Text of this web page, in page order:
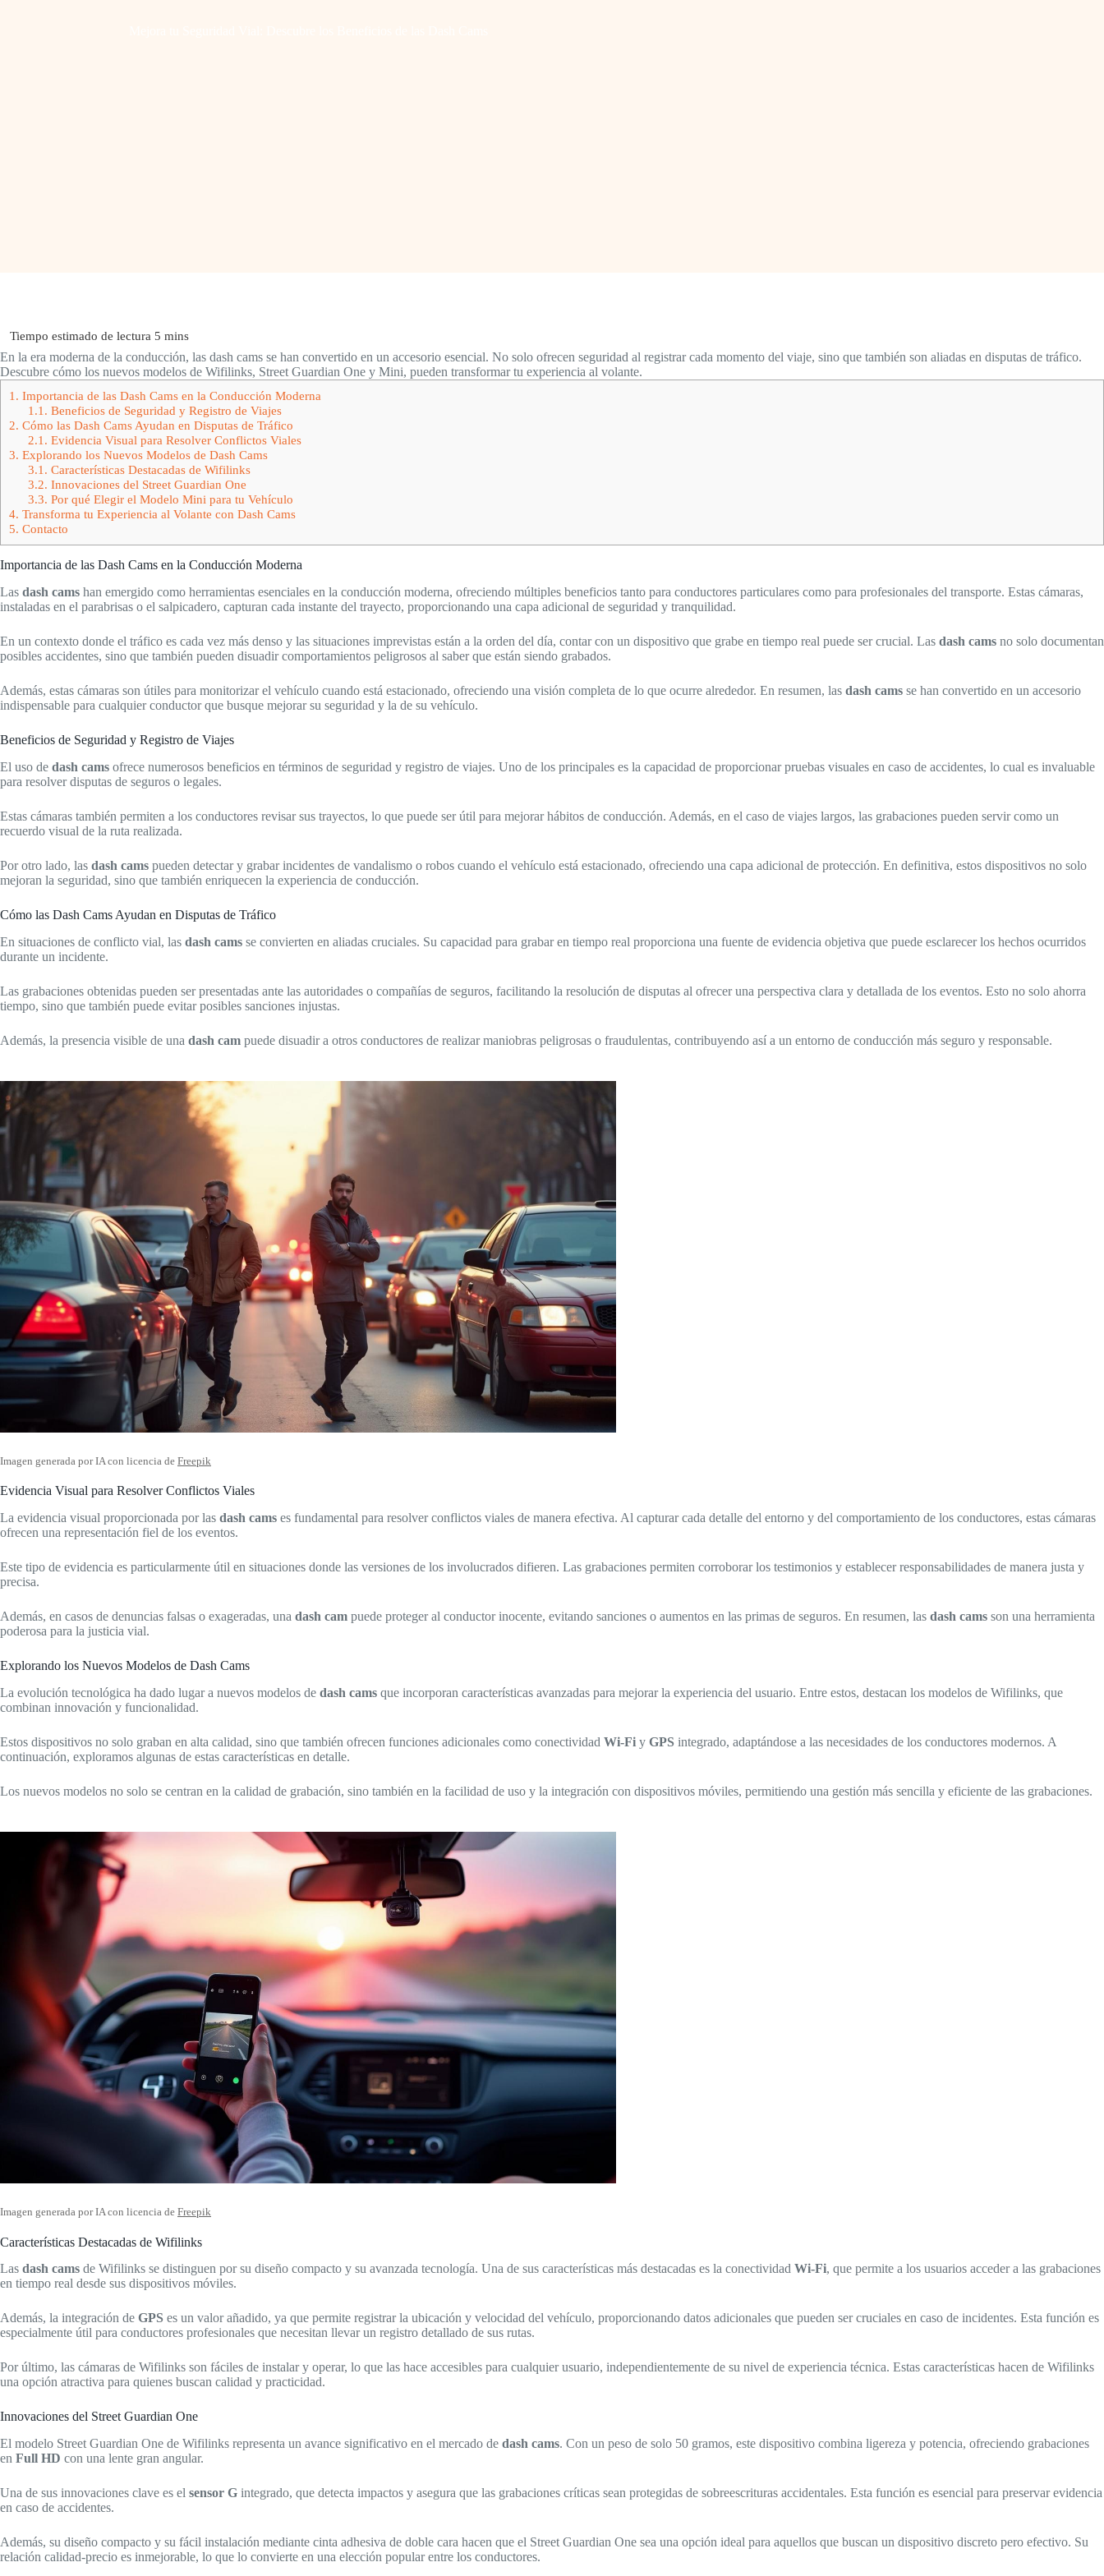
En la era moderna de la conducción, las dash cams se han convertido en un accesorio esencial. No solo ofrecen seguridad al registrar cada momento del viaje, sino que también son aliadas en disputas de tráfico.
Descubre cómo los nuevos modelos de Wifilinks, Street Guardian One y Mini, pueden transformar tu experiencia al volante.
1. Importancia de las Dash Cams en la Conducción Moderna
1.1. Beneficios de Seguridad y Registro de Viajes
2. Cómo las Dash Cams Ayudan en Disputas de Tráfico
2.1. Evidencia Visual para Resolver Conflictos Viales
3. Explorando los Nuevos Modelos de Dash Cams
3.1. Características Destacadas de Wifilinks
3.2. Innovaciones del Street Guardian One
3.3. Por qué Elegir el Modelo Mini para tu Vehículo
4. Transforma tu Experiencia al Volante con Dash Cams
5. Contacto
Importancia de las Dash Cams en la Conducción Moderna
Las dash cams han emergido como herramientas esenciales en la conducción moderna, ofreciendo múltiples beneficios tanto para conductores particulares como para profesionales del transporte. Estas cámaras,
instaladas en el parabrisas o el salpicadero, capturan cada instante del trayecto, proporcionando una capa adicional de seguridad y tranquilidad.
En un contexto donde el tráfico es cada vez más denso y las situaciones imprevistas están a la orden del día, contar con un dispositivo que grabe en tiempo real puede ser crucial. Las dash cams no solo documentan
posibles accidentes, sino que también pueden disuadir comportamientos peligrosos al saber que están siendo grabados.
Además, estas cámaras son útiles para monitorizar el vehículo cuando está estacionado, ofreciendo una visión completa de lo que ocurre alrededor. En resumen, las dash cams se han convertido en un accesorio
indispensable para cualquier conductor que busque mejorar su seguridad y la de su vehículo.
Beneficios de Seguridad y Registro de Viajes
El uso de dash cams ofrece numerosos beneficios en términos de seguridad y registro de viajes. Uno de los principales es la capacidad de proporcionar pruebas visuales en caso de accidentes, lo cual es invaluable
para resolver disputas de seguros o legales.
Estas cámaras también permiten a los conductores revisar sus trayectos, lo que puede ser útil para mejorar hábitos de conducción. Además, en el caso de viajes largos, las grabaciones pueden servir como un
recuerdo visual de la ruta realizada.
Por otro lado, las dash cams pueden detectar y grabar incidentes de vandalismo o robos cuando el vehículo está estacionado, ofreciendo una capa adicional de protección. En definitiva, estos dispositivos no solo
mejoran la seguridad, sino que también enriquecen la experiencia de conducción.
Cómo las Dash Cams Ayudan en Disputas de Tráfico
En situaciones de conflicto vial, las dash cams se convierten en aliadas cruciales. Su capacidad para grabar en tiempo real proporciona una fuente de evidencia objetiva que puede esclarecer los hechos ocurridos
durante un incidente.
Las grabaciones obtenidas pueden ser presentadas ante las autoridades o compañías de seguros, facilitando la resolución de disputas al ofrecer una perspectiva clara y detallada de los eventos. Esto no solo ahorra
tiempo, sino que también puede evitar posibles sanciones injustas.
Además, la presencia visible de una dash cam puede disuadir a otros conductores de realizar maniobras peligrosas o fraudulentas, contribuyendo así a un entorno de conducción más seguro y responsable.
Imagen generada por IA con licencia de Freepik
Evidencia Visual para Resolver Conflictos Viales
La evidencia visual proporcionada por las dash cams es fundamental para resolver conflictos viales de manera efectiva. Al capturar cada detalle del entorno y del comportamiento de los conductores, estas cámaras
ofrecen una representación fiel de los eventos.
Este tipo de evidencia es particularmente útil en situaciones donde las versiones de los involucrados difieren. Las grabaciones permiten corroborar los testimonios y establecer responsabilidades de manera justa y
precisa.
Además, en casos de denuncias falsas o exageradas, una dash cam puede proteger al conductor inocente, evitando sanciones o aumentos en las primas de seguros. En resumen, las dash cams son una herramienta
poderosa para la justicia vial.
Explorando los Nuevos Modelos de Dash Cams
La evolución tecnológica ha dado lugar a nuevos modelos de dash cams que incorporan características avanzadas para mejorar la experiencia del usuario. Entre estos, destacan los modelos de Wifilinks, que
combinan innovación y funcionalidad.
Estos dispositivos no solo graban en alta calidad, sino que también ofrecen funciones adicionales como conectividad Wi-Fi y GPS integrado, adaptándose a las necesidades de los conductores modernos. A
continuación, exploramos algunas de estas características en detalle.
Los nuevos modelos no solo se centran en la calidad de grabación, sino también en la facilidad de uso y la integración con dispositivos móviles, permitiendo una gestión más sencilla y eficiente de las grabaciones.
Imagen generada por IA con licencia de Freepik
Características Destacadas de Wifilinks
Las dash cams de Wifilinks se distinguen por su diseño compacto y su avanzada tecnología. Una de sus características más destacadas es la conectividad Wi-Fi, que permite a los usuarios acceder a las grabaciones
en tiempo real desde sus dispositivos móviles.
Además, la integración de GPS es un valor añadido, ya que permite registrar la ubicación y velocidad del vehículo, proporcionando datos adicionales que pueden ser cruciales en caso de incidentes. Esta función es
especialmente útil para conductores profesionales que necesitan llevar un registro detallado de sus rutas.
Por último, las cámaras de Wifilinks son fáciles de instalar y operar, lo que las hace accesibles para cualquier usuario, independientemente de su nivel de experiencia técnica. Estas características hacen de Wifilinks
una opción atractiva para quienes buscan calidad y practicidad.
Innovaciones del Street Guardian One
El modelo Street Guardian One de Wifilinks representa un avance significativo en el mercado de dash cams. Con un peso de solo 50 gramos, este dispositivo combina ligereza y potencia, ofreciendo grabaciones
en Full HD con una lente gran angular.
Una de sus innovaciones clave es el sensor G integrado, que detecta impactos y asegura que las grabaciones críticas sean protegidas de sobreescrituras accidentales. Esta función es esencial para preservar evidencia
en caso de accidentes.
Además, su diseño compacto y su fácil instalación mediante cinta adhesiva de doble cara hacen que el Street Guardian One sea una opción ideal para aquellos que buscan un dispositivo discreto pero efectivo. Su
relación calidad-precio es inmejorable, lo que lo convierte en una elección popular entre los conductores.